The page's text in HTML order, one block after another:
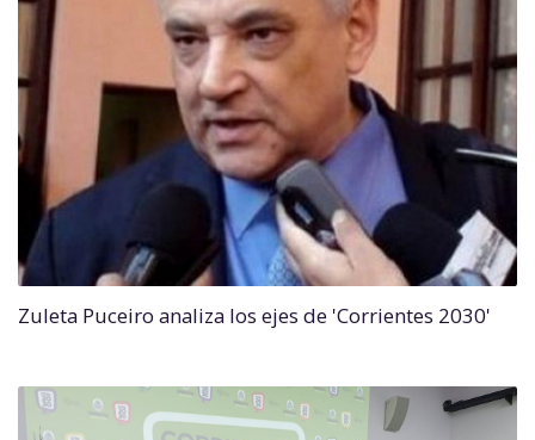
Zuleta Puceiro analiza los ejes de 'Corrientes 2030'